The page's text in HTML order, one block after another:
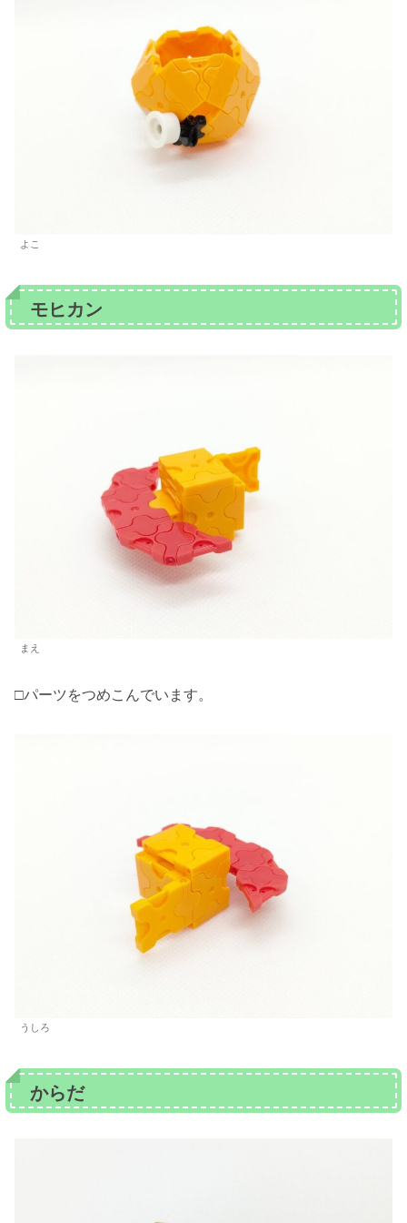
よこ
モヒカン
まえ
□パーツをつめこんでいます。
うしろ
からだ